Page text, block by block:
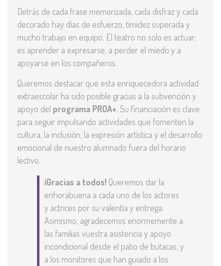
Detrás de cada frase memorizada, cada disfraz y cada
decorado hay días de esfuerzo, timidez superada y
mucho trabajo en equipo. El teatro no solo es actuar;
es aprender a expresarse, a perder el miedo y a
apoyarse en los compañeros.
Queremos destacar que esta enriquecedora actividad
extraescolar ha sido posible gracias a la subvención y
apoyo del programa PROA+. Su financiación es clave
para seguir impulsando actividades que fomenten la
cultura, la inclusión, la expresión artística y el desarrollo
emocional de nuestro alumnado fuera del horario
lectivo.
¡Gracias a todos! Queremos dar la
enhorabuena a cada uno de los actores
y actrices por su valentía y entrega.
Asimismo, agradecemos enormemente a
las familias vuestra asistencia y apoyo
incondicional desde el patio de butacas, y
a los monitores que han guiado a los